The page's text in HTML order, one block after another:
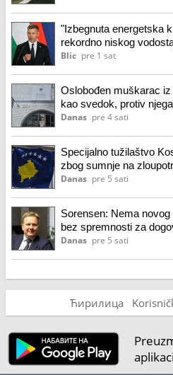
"Izbegnuta energetska
rekordno niskog
optimistični
Blic pre 1 sat
Oslobođen muškarac
kao svedok, protiv
lažnog iskaza
Danas pre 4 sati
Specijalno tužilaštvo
zbog sumnje na
Danas pre 5 sati
Sorensen: Nema
bez spremnosti za
Danas pre 5 sati
Ћирилица